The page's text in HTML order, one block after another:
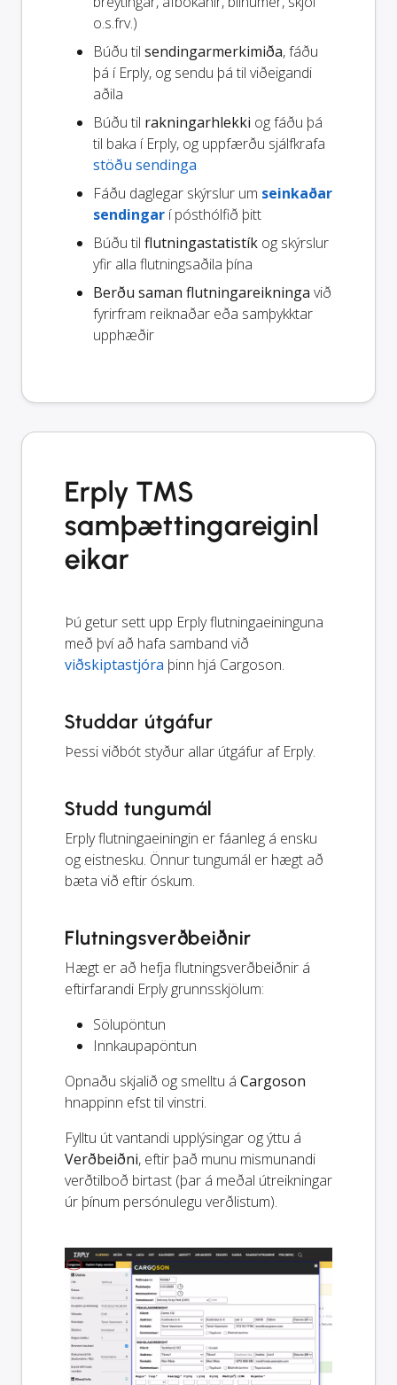
o.s.frv.)
Búðu til sendingarmerkimiða, fáðu
þá í Erply, og sendu þá til viðeigandi
aðila
Búðu til rakningarhlekki og fáðu þá
til baka í Erply, og uppfærðu sjálfkrafa
stöðu sendinga
Fáðu daglegar skýrslur um seinkaðar
sendingar í pósthólfið þitt
Búðu til flutningastatistík og skýrslur
yfir alla flutningsaðila þína
Berðu saman flutningareikninga við
fyrirfram reiknaðar eða samþykktar
upphæðir
Erply TMS
samþættingareiginl
eikar
Þú getur sett upp Erply flutningaeininguna
með því að hafa samband við
viðskiptastjóra þinn hjá Cargoson.
Studdar útgáfur
Þessi viðbót styður allar útgáfur af Erply.
Studd tungumál
Erply flutningaeiningin er fáanleg á ensku
og eistnesku. Önnur tungumál er hægt að
bæta við eftir óskum.
Flutningsverðbeiðnir
Hægt er að hefja flutningsverðbeiðnir á
eftirfarandi Erply grunnsskjölum:
Sölupöntun
Innkaupapöntun
Opnaðu skjalið og smelltu á Cargoson
hnappinn efst til vinstri.
Fylltu út vantandi upplýsingar og ýttu á
Verðbeiðni, eftir það munu mismunandi
verðtilboð birtast (þar á meðal útreikningar
úr þínum persónulegu verðlistum).